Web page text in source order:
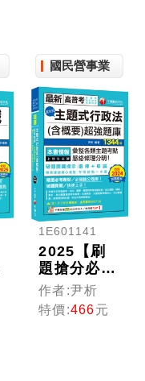
國民營事業
1E601141
2025【刷
題搶分必
備】主題式
行政法(含
概要)混合
作者:尹析
特價:466元